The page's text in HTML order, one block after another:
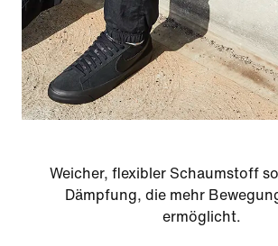
Weicher, flexibler Schaumstoff
Dämpfung, die mehr
ermöglicht.